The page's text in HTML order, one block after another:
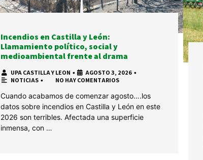
Incendios en Castilla y León:
Llamamiento político, social y
medioambiental frente al drama
UPA CASTILLA Y LEON • AGOSTO 3, 2026 •
NOTICIAS • NO HAY COMENTARIOS
Cuando acabamos de comenzar agosto….los
datos sobre incendios en Castilla y León en este
2026 son terribles. Afectada una superficie
inmensa, con …